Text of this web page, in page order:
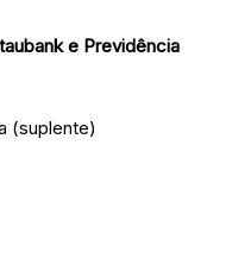
e Previdência
(suplente)